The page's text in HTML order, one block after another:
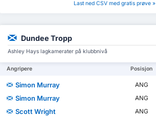
Last ned CSV med gratis prøve »
Dundee Tropp
Ashley Hays lagkamerater på klubbnivå
Angripere Posisjon
Simon Murray ANG
Simon Murray
ANG
Scott Wright
ANG